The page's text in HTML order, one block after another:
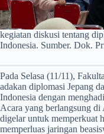
kegiatan diskusi tentang
Indonesia. Sumber. Dok.
Pada Selasa (11/11),
adakan diplomasi Jepang
Indonesia dengan
Acara yang berlangsung
digelar untuk memperkuat
memperluas jaringan